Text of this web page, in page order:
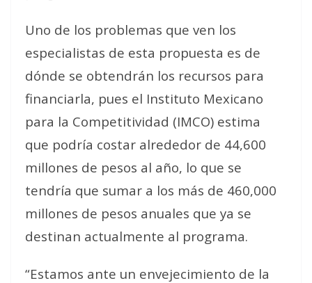
Uno de los problemas que ven los
especialistas de esta propuesta es de
dónde se obtendrán los recursos para
financiarla, pues el Instituto Mexicano
para la Competitividad (IMCO) estima
que podría costar alrededor de 44,600
millones de pesos al año, lo que se
tendría que sumar a los más de 460,000
millones de pesos anuales que ya se
destinan actualmente al programa.
“Estamos ante un envejecimiento de la